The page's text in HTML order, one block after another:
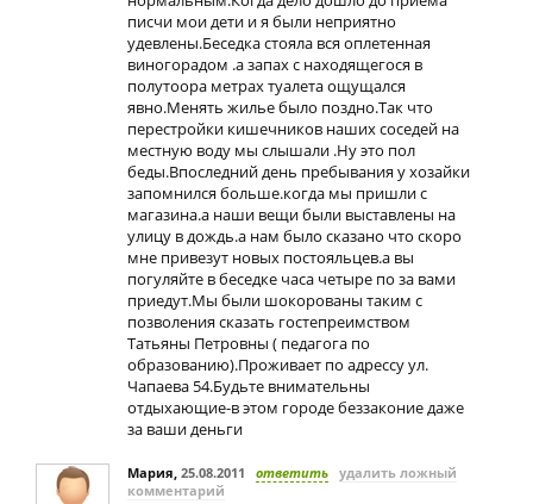
писчи мои дети и я были неприятно
удевлены.Беседка стояла вся оплетенная
виногорадом .а запах с находящегося в
полутоора метрах туалета ощущался
явно.Менять жилье было поздно.Так что
перестройки кишечников наших соседей на
местную воду мы слышали .Ну это пол
беды.Впоследний день пребывания у хозайки
запомнился больше.когда мы пришли с
магазина.а наши вещи были выставлены на
улицу в дождь.а нам было сказано что скоро
мне привезут новых постояльцев.а вы
погуляйте в беседке часа четыре по за вами
приедут.Мы были шокорованы таким с
позволения сказать гостепреимством
Татьяны Петровны ( педагога по
образованию).Проживает по адрессу ул.
Чапаева 54.Будьте внимательны
отдыхающие-в этом городе беззаконие даже
за ваши деньги
Мария, 25.08.2011 ответить удалить ложный
комментарий